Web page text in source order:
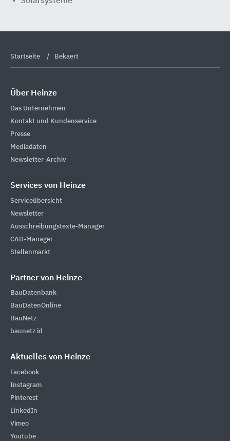
Startseite Bekaert
Über Heinze
Das Unternehmen
Kontakt und Kundenservice
Presse
Mediadaten
Newsletter-Archiv
Services von Heinze
Serviceübersicht
Newsletter
Ausschreibungstexte-Manager
CAD-Manager
Stellenmarkt
Partner von Heinze
BauDatenbank
BauDatenOnline
BauNetz
baunetz id
Aktuelles von Heinze
Facebook
Instagram
Pinterest
LinkedIn
Vimeo
Youtube